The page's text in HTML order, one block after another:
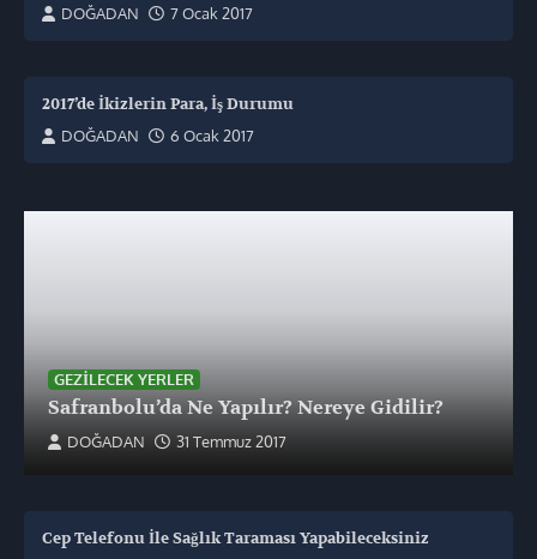
DOĞADAN
7 Ocak 2017
2017’de İkizlerin Para, İş Durumu
DOĞADAN
6 Ocak 2017
GEZILECEK YERLER
Safranbolu’da Ne Yapılır? Nereye Gidilir?
DOĞADAN 31 Temmuz 2017
Cep Telefonu İle Sağlık Taraması Yapabileceksiniz